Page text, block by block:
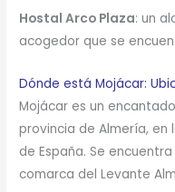
Hostal Arco Plaza: un
acogedor que se
Dónde está Mojácar:
Mojácar es un
provincia de Almería, en
de España. Se
comarca del Levante